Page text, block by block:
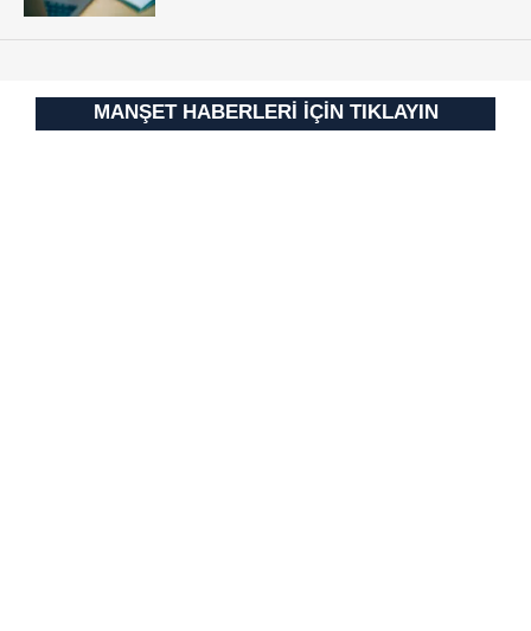
MANŞET HABERLERİ İÇİN TIKLAYIN